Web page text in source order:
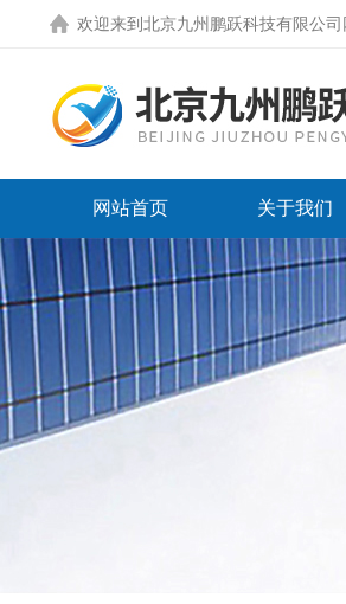
欢迎来到 北京九州鹏跃科技有限公司
网站首页 关于我们